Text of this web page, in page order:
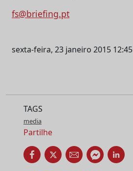
fs@briefing.pt
sexta-feira, 23 janeiro 2015 12:45
TAGS
media
Partilhe